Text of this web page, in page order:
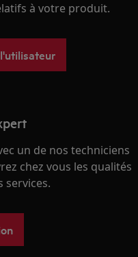
à votre produit.
un de nos techniciens
chez vous les qualités
services.